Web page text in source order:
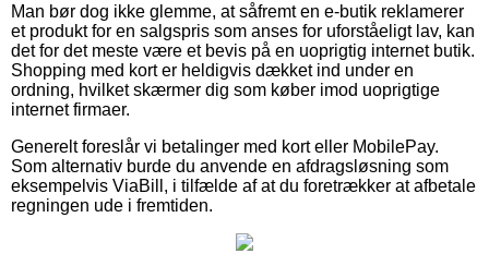
Man bør dog ikke glemme, at såfremt en e-butik reklamerer
et produkt for en salgspris som anses for uforståeligt lav, kan
det for det meste være et bevis på en uoprigtig internet butik.
Shopping med kort er heldigvis dækket ind under en
ordning, hvilket skærmer dig som køber imod uoprigtige
internet firmaer.
Generelt foreslår vi betalinger med kort eller MobilePay.
Som alternativ burde du anvende en afdragsløsning som
eksempelvis ViaBill, i tilfælde af at du foretrækker at afbetale
regningen ude i fremtiden.